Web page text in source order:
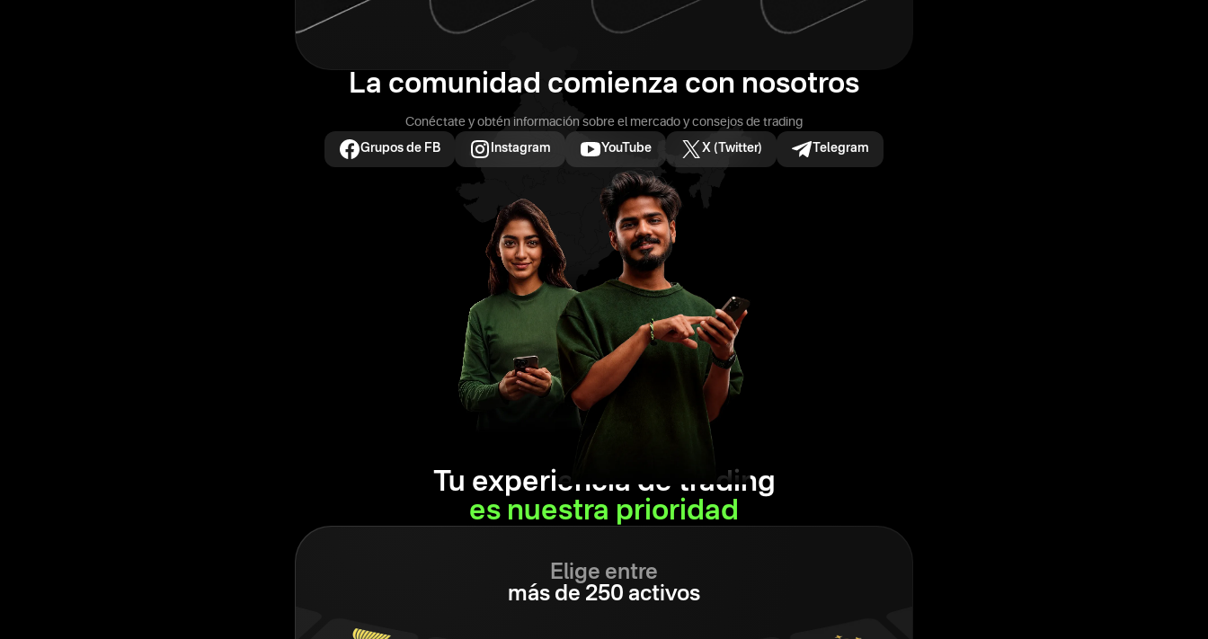
La comunidad comienza con nosotros
Conéctate y obtén información sobre el mercado y consejos de trading
Grupos de FB Instagram YouTube X (Twitter) Telegram
Tu experiencia de trading
es nuestra prioridad
Elige entre
más de 250 activos